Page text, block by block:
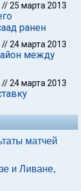
//25 марта 2013
ранен
//24 марта 2013
между
//24 марта 2013
матчей
и Ливане,